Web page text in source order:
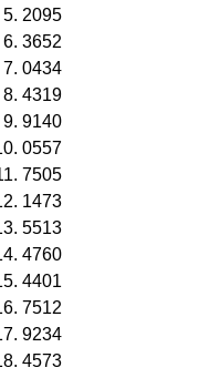
2095
3652
0434
4319
9140
0557
7505
1473
5513
4760
4401
7512
9234
4573